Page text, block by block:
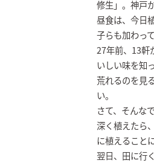
修生」。神戸
昼食は、今日
子らも加わっ
27年前、13軒
いしい味を知
荒れるのを見
い。
さて、そんな
深く植えたら
に植えること
翌日、田に行